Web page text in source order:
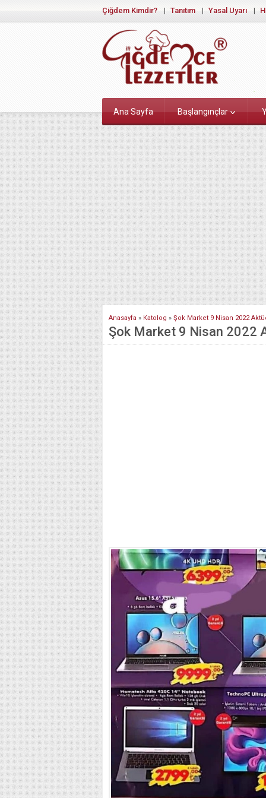
Çiğdem Kimdir? Tanıtım Yasal Uyarı
Ana Sayfa Başlangınçlar
Anasayfa » Katolog » Şok Market 9 Nisan 2022
Şok Market 9 Nisan 2022